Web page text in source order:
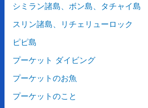
シミラン諸島、ボン島、タチャイ島
スリン諸島、リチェリューロック
ピピ島
プーケット ダイビング
プーケットのお魚
プーケットのこと